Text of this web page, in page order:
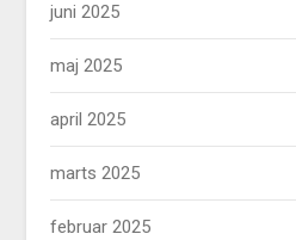
juni 2025
maj 2025
april 2025
marts 2025
februar 2025